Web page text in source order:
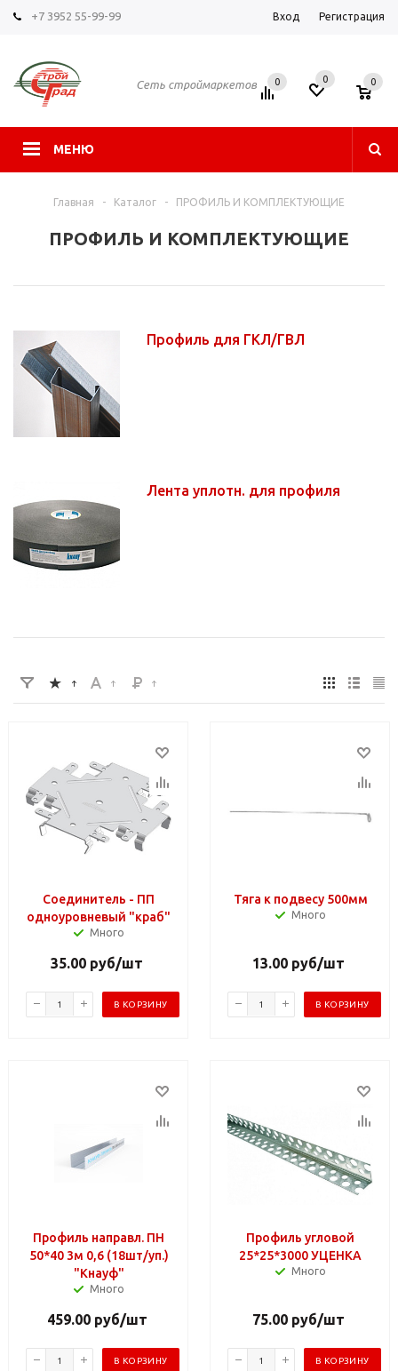
+7 3952 55-99-99 Вход Регистрация
Сеть строймаркетов
МЕНЮ
0 0 0
Главная - Каталог - ПРОФИЛЬ И КОМПЛЕКТУЮЩИЕ
ПРОФИЛЬ И КОМПЛЕКТУЮЩИЕ
Профиль для ГКЛ/ГВЛ
Лента уплотн. для профиля
Соединитель - ПП
одноуровневый "краб"
Много
35.00 руб/шт
В КОРЗИНУ
Тяга к подвесу 500мм
Много
13.00 руб/шт
В КОРЗИНУ
Профиль направл. ПН
50*40 3м 0,6 (18шт/уп.)
"Кнауф"
Много
459.00руб/шт
В КОРЗИНУ
Профиль угловой
25*25*3000 УЦЕНКА
Много
75.00 руб/шт
В КОРЗИНУ